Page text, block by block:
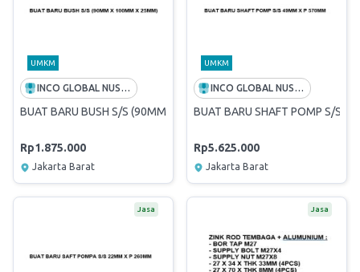
UMKM
INCO GLOBAL NUSANTARA
BUAT BARU BUSH S/S (90MM X 100MM X 25MM)
Rp1.875.000
Jakarta Barat
UMKM
INCO GLOBAL NUSANTARA
BUAT BARU SHAFT POMP S/S
Rp5.625.000
Jakarta Barat
Jasa Jasa